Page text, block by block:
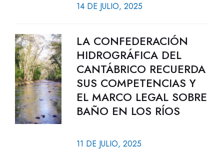
14 DE JULIO, 2025
LA CONFEDERACIÓN
HIDROGRÁFICA DEL
CANTÁBRICO RECUERDA
SUS COMPETENCIAS Y
EL MARCO LEGAL SOBRE
BAÑO EN LOS RÍOS
11 DE JULIO, 2025